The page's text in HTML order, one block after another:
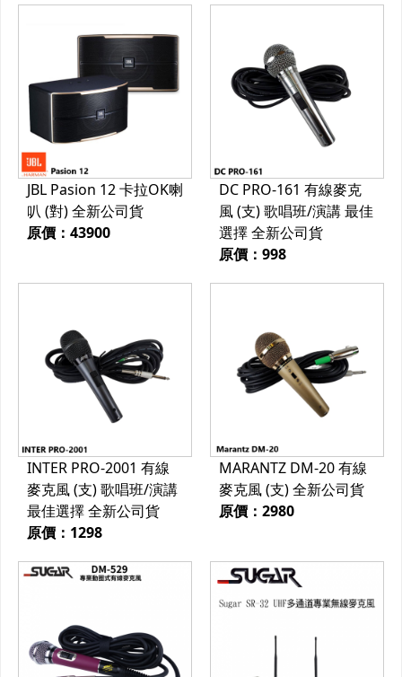
JBL Pasion 12 卡拉OK喇
叭 (對) 全新公司貨
原價：43900
DC PRO-161 有線麥克
風 (支) 歌唱班/演講 最佳
選擇 全新公司貨
原價：998
INTER PRO-2001 有線
麥克風 (支) 歌唱班/演講
最佳選擇 全新公司貨
原價：1298
MARANTZ DM-20 有線
麥克風 (支) 全新公司貨
原價：2980